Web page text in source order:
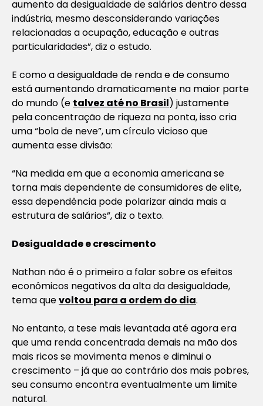
aumento da desigualdade de salários dentro dessa
indústria, mesmo desconsiderando variações
relacionadas a ocupação, educação e outras
particularidades”, diz o estudo.
E como a desigualdade de renda e de consumo
está aumentando dramaticamente na maior parte
do mundo (e talvez até no Brasil) justamente
pela concentração de riqueza na ponta, isso cria
uma “bola de neve”, um círculo vicioso que
aumenta esse divisão:
“Na medida em que a economia americana se
torna mais dependente de consumidores de elite,
essa dependência pode polarizar ainda mais a
estrutura de salários”, diz o texto.
Desigualdade e crescimento
Nathan não é o primeiro a falar sobre os efeitos
econômicos negativos da alta da desigualdade,
tema quevoltou para a ordem do dia.
No entanto, a tese mais levantada até agora era
que uma renda concentrada demais na mão dos
mais ricos se movimenta menos e diminui o
crescimento – já que ao contrário dos mais pobres,
seu consumo encontra eventualmente um limite
natural.